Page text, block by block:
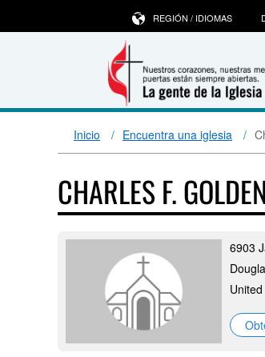
REGIÓN / IDIOMAS
Inicio Encuentra una iglesia
CHARLES F.
6903